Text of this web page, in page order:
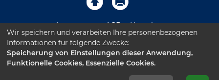
Impressum AGB Kontakt
Sitemap Datenschutz Leichte Sprache
Barrierefreiheitserklärung
Wir speichern und verarbeiten Ihre personenbezogenen
Informationen für folgende Zwecke:
Speicherung von Einstellungen dieser Anwendung,
Funktionelle Cookies, Essenzielle Cookies.